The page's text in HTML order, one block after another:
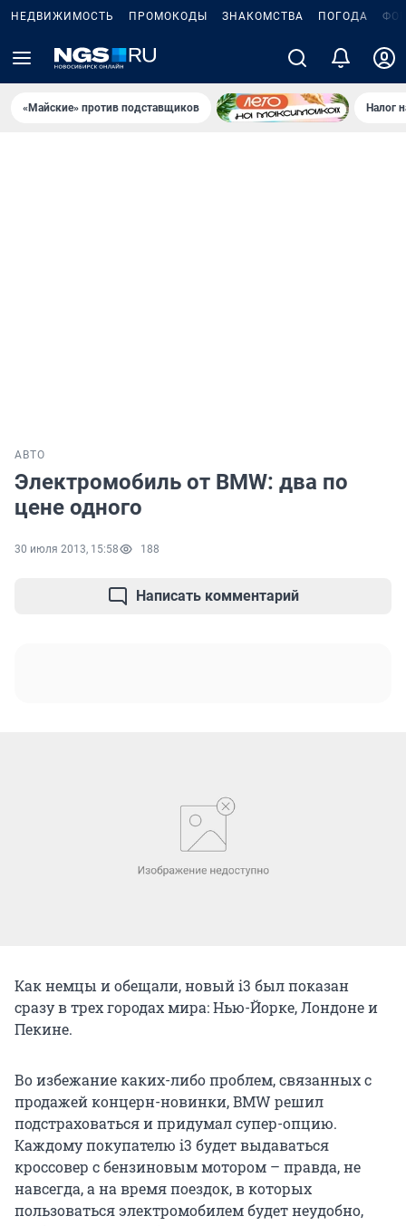
НЕДВИЖИМОСТЬ ПРОМОКОДЫ ЗНАКОМСТВА ПОГОДА
«Майские» против подставщиков Налог
АВТО
Электромобиль от BMW: два по
цене одного
30 июля 2013, 15:58 188
Написать комментарий
Как немцы и обещали, новый i3 был показан
сразу в трех городах мира: Нью-Йорке, Лондоне и
Пекине.
Во избежание каких-либо проблем, связанных с
продажей концерн-новинки, BMW решил
подстраховаться и придумал супер-опцию.
Каждому покупателю i3 будет выдаваться
кроссовер с бензиновым мотором – правда, не
навсегда, а на время поездок, в которых
пользоваться электромобилем будет неудобно,